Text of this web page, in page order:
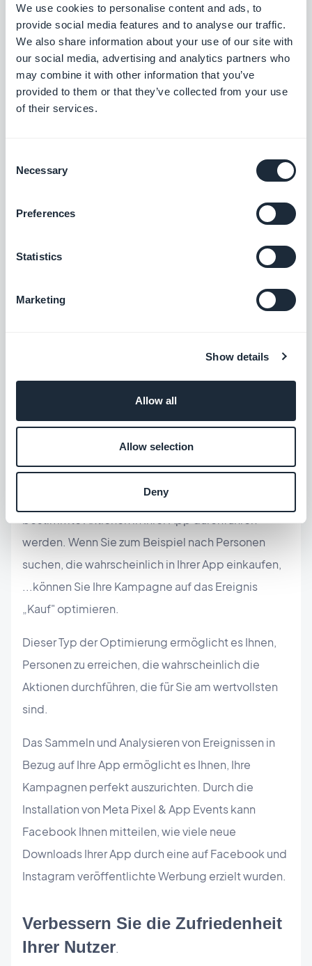
We use cookies to personalise content and ads, to
provide social media features and to analyse our traffic.
We also share information about your use of our site with
our social media, advertising and analytics partners who
may combine it with other information that you’ve
provided to them or that they’ve collected from your use
of their services.
Selection
Necessary
Preferences
Statistics
Marketing
Show details
Allow all
Allow selection
Deny
Fördern Sie die Treue Ihrer Kunden, indem Sie
ihnen z.B. Werbung für Ihre neuesten
Produkte oder Bestseller anbieten.
Schließen Sie Ihre Kunden von Ihren
sie relevant ist.
Erhöhen Sie die Downloads Ihrer
App
richtigen Zielgruppen gerichtet sind, haben Sie
Das Einrichten von App-Ereignissen ermöglicht
Ihnen, verschiedene Typen der
Kampagnenoptimierung zu nutzen, wie z.B.die
Optimierung von App-Ereignissen
Kampagnenoptimierung kann Ihnen dabei helfen,
die Nutzer zu finden, die am wahrscheinlichsten
werden. Wenn Sie zum Beispiel nach Personen
suchen, die wahrscheinlich in Ihrer App einkaufen,
...können Sie Ihre Kampagne auf das Ereignis
„Kauf" optimieren.
Dieser Typ der Optimierung ermöglicht es Ihnen,
Personen zu erreichen, die wahrscheinlich die
Aktionen durchführen, die für Sie am wertvollsten
sind.
Das Sammeln und Analysieren von Ereignissen in
Bezug auf Ihre App ermöglicht es Ihnen, Ihre
Kampagnen perfekt auszurichten. Durch die
Installation von Meta Pixel & App Events kann
Facebook Ihnen mitteilen, wie viele neue
Downloads Ihrer App durch eine auf Facebook und
Instagram veröffentlichte Werbung erzielt wurden.
Verbessern Sie die Zufriedenheit
Ihrer Nutzer.